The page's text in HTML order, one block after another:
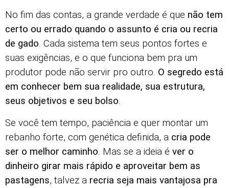
No fim das contas, a grande verdade é que não tem
certo ou errado quando o assunto é cria ou recria
de gado. Cada sistema tem seus pontos fortes e
suas exigências, e o que funciona bem pra um
produtor pode não servir pro outro. O segredo está
em conhecer bem sua realidade, sua estrutura,
seus objetivos e seu bolso.
Se você tem tempo, paciência e quer montar um
rebanho forte, com genética definida, a cria pode
ser o melhor caminho. Mas se a ideia é ver o
dinheiro girar mais rápido e aproveitar bem as
pastagens, talvez a recria seja mais vantajosa pra